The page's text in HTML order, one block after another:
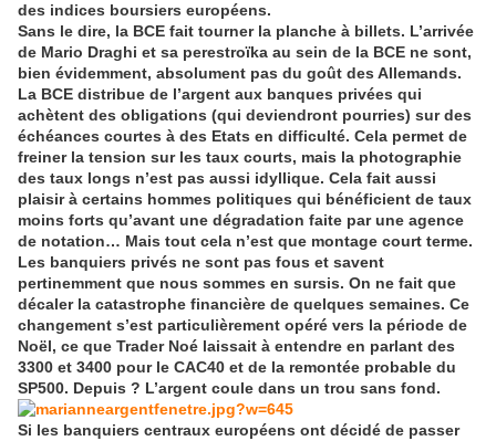
des indices boursiers européens.
Sans le dire, la BCE fait tourner la planche à billets. L’arrivée
de Mario Draghi et sa perestroïka au sein de la BCE ne sont,
bien évidemment, absolument pas du goût des Allemands.
La BCE distribue de l’argent aux banques privées qui
achètent des obligations (qui deviendront pourries) sur des
échéances courtes à des Etats en difficulté. Cela permet de
freiner la tension sur les taux courts, mais la photographie
des taux longs n’est pas aussi idyllique. Cela fait aussi
plaisir à certains hommes politiques qui bénéficient de taux
moins forts qu’avant une dégradation faite par une agence
de notation… Mais tout cela n’est que montage court terme.
Les banquiers privés ne sont pas fous et savent
pertinemment que nous sommes en sursis. On ne fait que
décaler la catastrophe financière de quelques semaines. Ce
changement s’est particulièrement opéré vers la période de
Noël, ce que Trader Noé laissait à entendre en parlant des
3300 et 3400 pour le CAC40 et de la remontée probable du
SP500. Depuis ? L’argent coule dans un trou sans fond.
Si les banquiers centraux européens ont décidé de passer